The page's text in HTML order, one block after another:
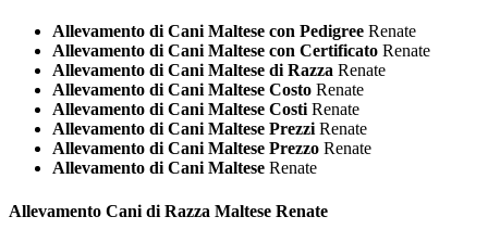
Allevamento di Cani Maltese con Pedigree Renate
Allevamento di Cani Maltese con Certificato Renate
Allevamento di Cani Maltese di Razza Renate
Allevamento di Cani Maltese Costo Renate
Allevamento di Cani Maltese Costi Renate
Allevamento di Cani Maltese Prezzi Renate
Allevamento di Cani Maltese Prezzo Renate
Allevamento di Cani Maltese Renate
Allevamento Cani di Razza Maltese Renate